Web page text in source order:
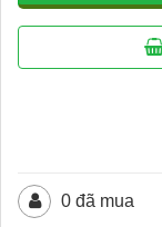
0 đã mua